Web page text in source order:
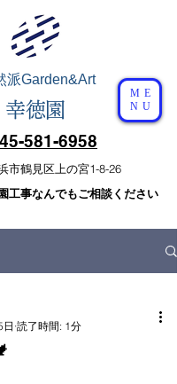
派Garden&Art
幸徳園
581-6958
市鶴見区上の宮1-8-26
工事なんでもご相談ください
ME
NU
読了時間: 1分